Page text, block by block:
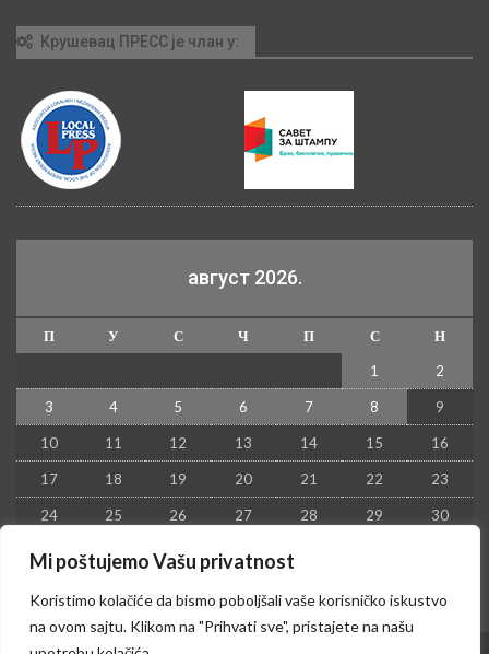
Mi poštujemo Vašu privatnost
Koristimo kolačiće da bismo poboljšali vaše korisničko iskustvo
na ovom sajtu. Klikom na "Prihvati sve", pristajete na našu
Крушевац ПРЕСС је члан у:
август 2026.
П У С Ч П С
Н
1
2
3 4 5 6 7 8 9
10 11 12 13 14 15 16
17 18 19 20 21 22 23
24 25 26 27 28 29 30
31